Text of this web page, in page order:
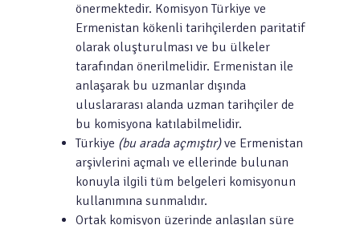
önermektedir. Komisyon Türkiye ve
Ermenistan kökenli tarihçilerden paritatif
olarak oluşturulması ve bu ülkeler
tarafından önerilmelidir. Ermenistan ile
anlaşarak bu uzmanlar dışında
uluslararası alanda uzman tarihçiler de
bu komisyona katılabilmelidir.
Türkiye (bu arada açmıştır)ve Ermenistan
arşivlerini açmalı ve ellerinde bulunan
konuyla ilgili tüm belgeleri komisyonun
kullanımına sunmalıdır.
Ortak komisyon üzerinde anlaşılan süre